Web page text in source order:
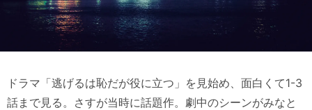
ドラマ「逃げるは恥だが役に立つ」を見始め、面白くて1-3
話まで見る。さすが当時に話題作。劇中のシーンがみなと